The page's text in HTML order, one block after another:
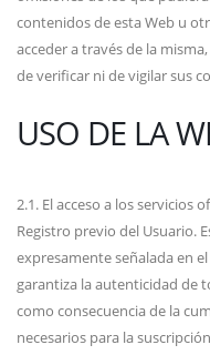
contenidos de esta Web u
acceder a través de la
de verificar ni de vigilar sus
USO DE LA
2.1. El acceso a los servicios
Registro previo del Usuario.
expresamente señalada en
garantiza la autenticidad de
como consecuencia de la
necesarios para la